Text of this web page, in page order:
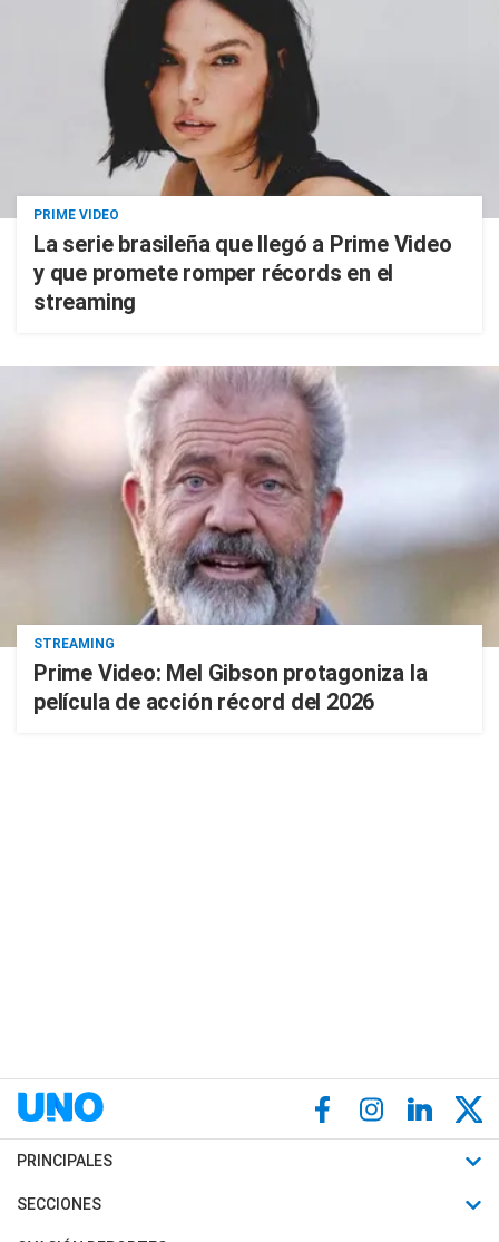
PRIME VIDEO
La serie brasileña que llegó a Prime Video
y que promete romper récords en el
streaming
STREAMING
Prime Video: Mel Gibson protagoniza la
película de acción récord del 2026
PRINCIPALES
Últimas Noticias
SECCIONES